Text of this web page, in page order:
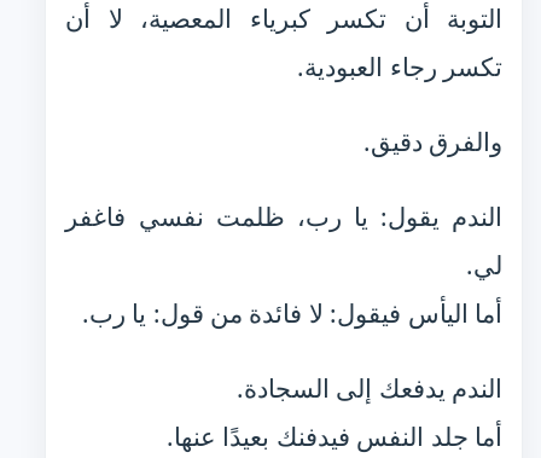
التوبة أن تكسر كبرياء المعصية، لا أن
تكسر رجاء العبودية.
والفرق دقيق.
الندم يقول: يا رب، ظلمت نفسي فاغفر
لي.
أما اليأس فيقول: لا فائدة من قول: يا رب.
الندم يدفعك إلى السجادة.
أما جلد النفس فيدفنك بعيدًا عنها.